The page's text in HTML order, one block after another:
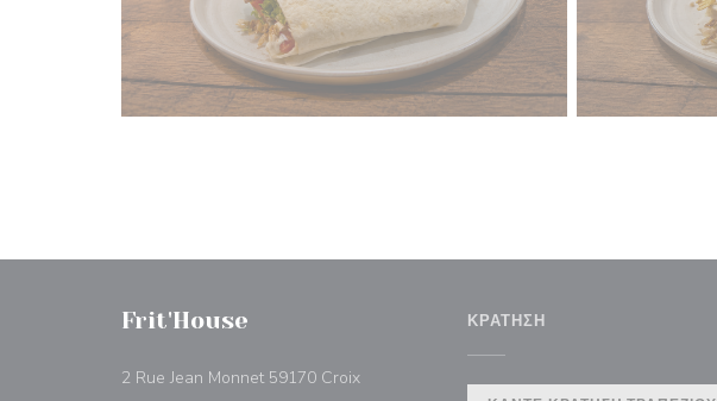
Frit'House
2 Rue Jean Monnet 59170 Croix((ανοίγει σε νέο παράθυρο))
ΚΡΆΤΗΣΗ